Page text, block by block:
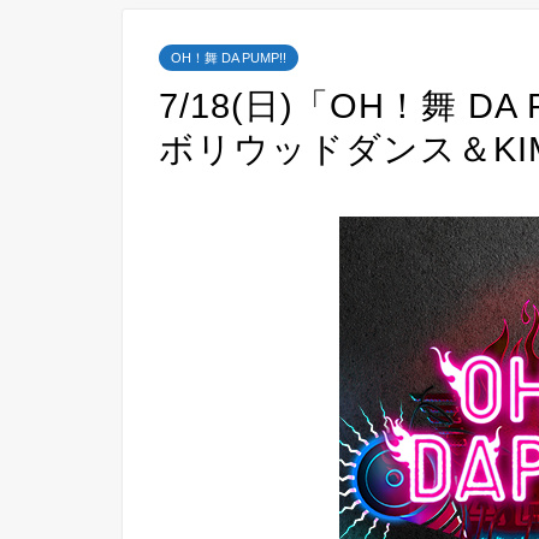
OH！舞 DA PUMP!!
7/18(日)「OH！舞 DA
ボリウッドダンス＆